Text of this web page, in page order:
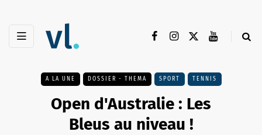
A LA UNE DOSSIER - THEMA SPORT TENNIS
Open d'Australie : Les
Bleus au niveau !